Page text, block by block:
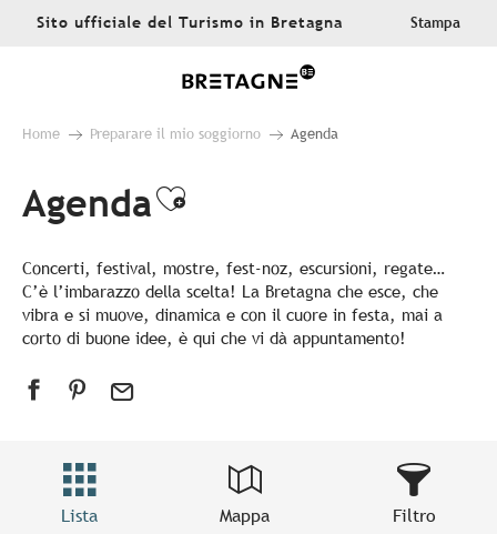
AllerSito ufficiale del Turismo in Bretagna Stampa
Home Preparare il mio soggiorno Agenda
AgendaAjouter aux favoris
Concerti, festival, mostre, fest-noz, escursioni, regate…
C’è l’imbarazzo della scelta! La Bretagna che esce, che
vibra e si muove, dinamica e con il cuore in festa, mai a
corto di buone idee, è qui che vi dà appuntamento!
Lista Mappa Filtro